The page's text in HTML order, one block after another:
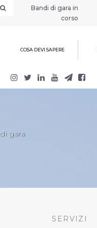
Bandi di gara in
corso
COSA DEVI SAPERE
gara
SERVIZI